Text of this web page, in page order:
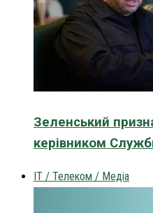
Зеленський
керівником
IT / Телеком / Медіа